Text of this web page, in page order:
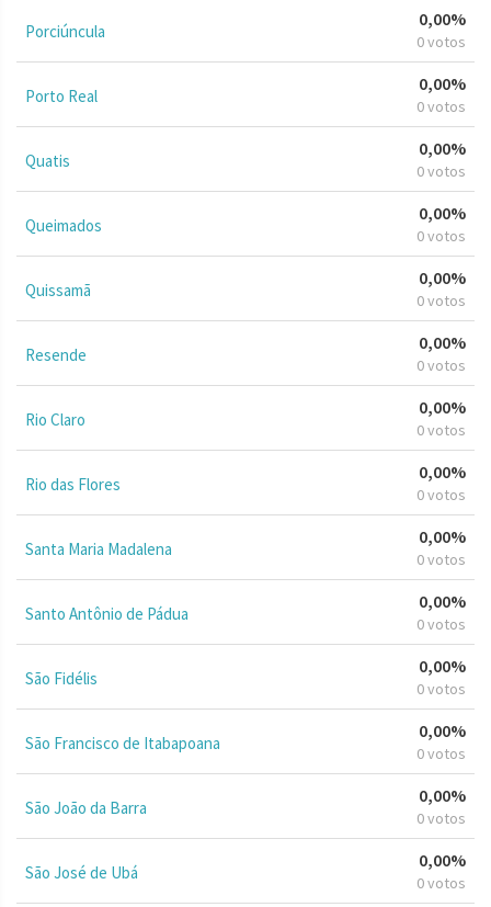
Porciúncula
0,00%
0 votos
Porto Real
0,00%
0 votos
Quatis
0,00%
0 votos
Queimados
0,00%
0 votos
Quissamã
0,00%
0 votos
Resende
0,00%
0 votos
Rio Claro
0,00%
0 votos
Rio das Flores
0,00%
0 votos
Santa Maria Madalena
0,00%
0 votos
Santo Antônio de Pádua
0,00%
0 votos
São Fidélis
0,00%
0 votos
São Francisco de Itabapoana
0,00%
0 votos
São João da Barra
0,00%
0 votos
São José de Ubá
0,00%
0 votos